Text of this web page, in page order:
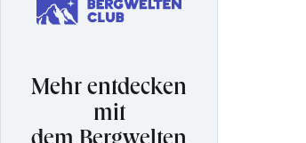
Mehr entdecken
mit